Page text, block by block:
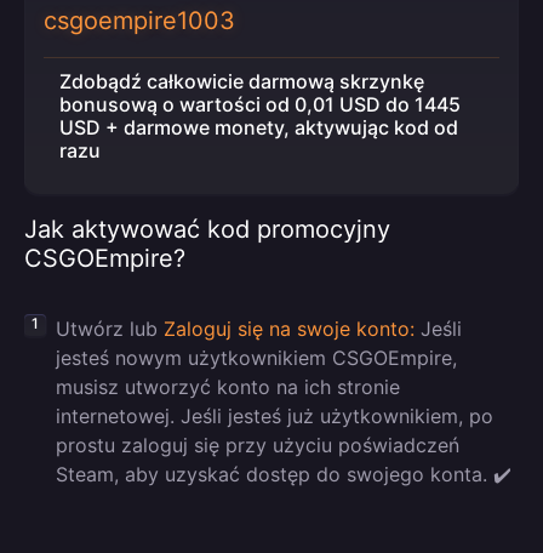
csgoempire1003
Zdobądź całkowicie darmową skrzynkę
bonusową o wartości od 0,01 USD do 1445
USD + darmowe monety, aktywując kod od
razu
Jak aktywować kod promocyjny
CSGOEmpire?
Utwórz lub Zaloguj się na swoje konto: Jeśli
jesteś nowym użytkownikiem CSGOEmpire,
musisz utworzyć konto na ich stronie
internetowej. Jeśli jesteś już użytkownikiem, po
prostu zaloguj się przy użyciu poświadczeń
Steam, aby uzyskać dostęp do swojego konta. ✔️